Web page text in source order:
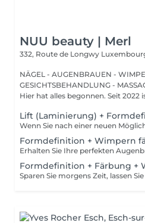
NUU beauty | Merl
332, Route de Longwy
NÄGEL - AUGENBRAUEN -
GESICHTSBEHANDLUNG -
Hier hat alles begonnen. Seit 2022
Lift (Laminierung) +
Formdefinition + Wimpern
Formdefinition + Färbung +